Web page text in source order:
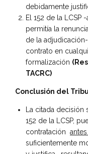
debidamente
El 152 de la LCSP
permitía la
de la
contrato en
formalización
TACRC)
Conclusión del
La citada
152 de la LCSP,
contratación
suficientemente